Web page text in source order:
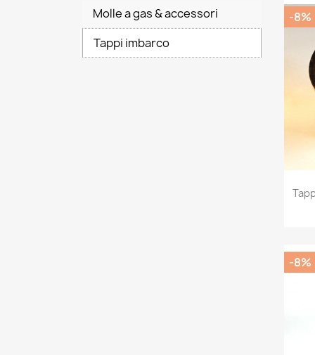
Molle a gas & accessori
Tappi imbarco
-8%
-8%